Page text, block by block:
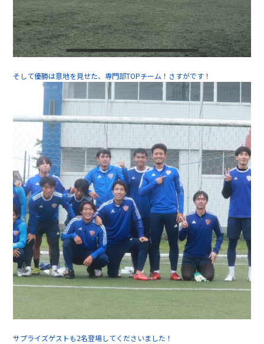
そして優勝は意地を見せた、専門部TOPチーム！さすがです！
サプライズゲストも2名登場してくださいました！